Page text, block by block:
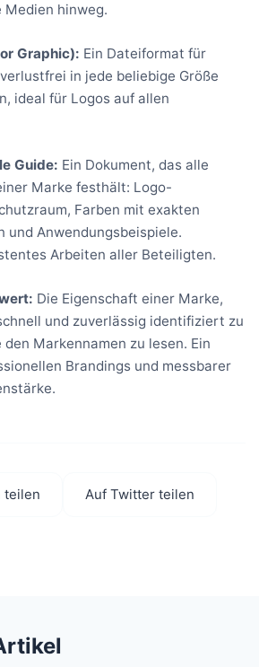
Medien hinweg.
Graphic): Ein Dateiformat für
in jede beliebige Größe
ideal für Logos auf allen
Guide: Ein Dokument, das alle
Marke festhält: Logo-
Farben mit exakten
und Anwendungsbeispiele.
Arbeiten aller Beteiligten.
Die Eigenschaft einer Marke,
und zuverlässig identifiziert zu
Markennamen zu lesen. Ein
Brandings und messbarer
teilen Auf Twitter teilen